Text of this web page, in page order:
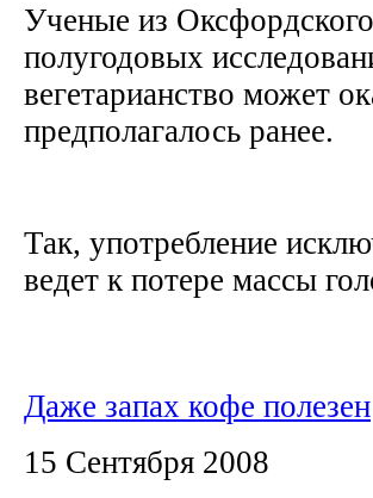
Ученые из Оксфордского
полугодовых
вегетарианство может
предполагалось ранее.
Так, употребление
ведет к потере массы
Даже запах кофе полезен
15 Сентября 2008